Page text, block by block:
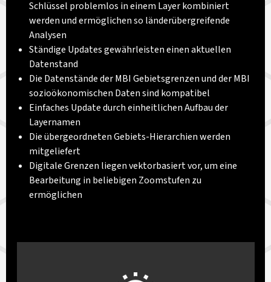
Schlüssel problemlos in einem Layer kombiniert
werden und ermöglichen so länderübergreifende
Analysen
Ständige Updates gewährleisten einen aktuellen
Datenstand
Die Datenstände der MBI Gebietsgrenzen und der MBI
sozioökonomischen Daten sind kompatibel
Einfaches Update durch einheitlichen Aufbau der
Layernamen
Die übergeordneten Gebiets-Hierarchien werden
mitgeliefert
Digitale Grenzen liegen vektorbasiert vor, um eine
Bearbeitung in beliebigen Zoomstufen zu
ermöglichen